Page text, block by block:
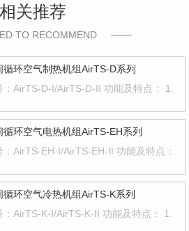
相关推荐
TO RECOMMEND
循环空气制热机组AirTS-D系列
：AirTS-D-I/AirTS-D-II 功能及特点： 1.
循环空气电热机组AirTS-EH系列
：AirTS-EH-I/AirTS-EH-II 功能及特点：
循环空气冷热机组AirTS-K系列
：AirTS-K-I/AirTS-K-II 功能及特点： 1.